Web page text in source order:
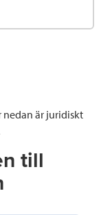
nedan är juridiskt
till